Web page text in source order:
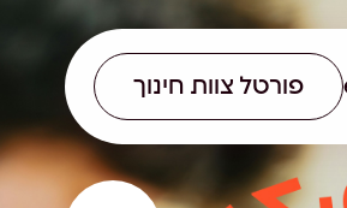
פורטל צוות חינוך